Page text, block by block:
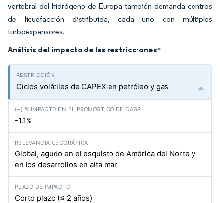
vertebral del hidrógeno de Europa también demanda centros
de licuefacción distribuida, cada uno con múltiples
turboexpansores.
Análisis del impacto de las restricciones*
Ciclos volátiles de CAPEX en petróleo y gas
-1.1%
Global, agudo en el esquisto de América del Norte y
en los desarrollos en alta mar
Corto plazo (≤ 2 años)